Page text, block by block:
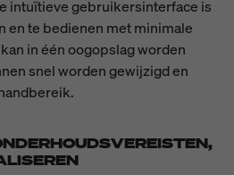
intuïtieve gebruikersinterface is
en te bedienen met minimale
in één oogopslag worden
snel worden gewijzigd en